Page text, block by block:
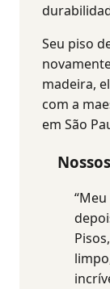
Seu piso
madeira,
com a
em São